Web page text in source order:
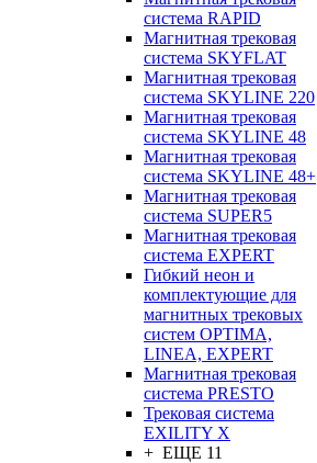
система RAPID
Магнитная трековая
система SKYFLAT
Магнитная трековая
система SKYLINE 220
Магнитная трековая
система SKYLINE 48
Магнитная трековая
система SKYLINE 48+
Магнитная трековая
система SUPER5
Магнитная трековая
система EXPERT
Гибкий неон и
комплектующие для
магнитных трековых
систем OPTIMA,
LINEA, EXPERT
Магнитная трековая
система PRESTO
Трековая система
EXILITY X
+ ЕЩЕ 11